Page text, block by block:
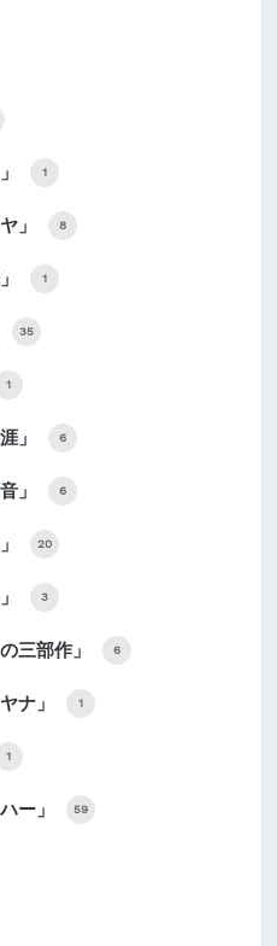
1
」 8
1
35
1
」 6
」 6
20
3
三部作」 6
ナ」 1
1
ー」 59